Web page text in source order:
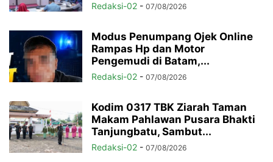
Redaksi-02 - 07/08/2026
Modus Penumpang Ojek Online
Rampas Hp dan Motor
Pengemudi di Batam,...
Redaksi-02 - 07/08/2026
Kodim 0317 TBK Ziarah Taman
Makam Pahlawan Pusara Bhakti
Tanjungbatu, Sambut...
Redaksi-02 - 07/08/2026